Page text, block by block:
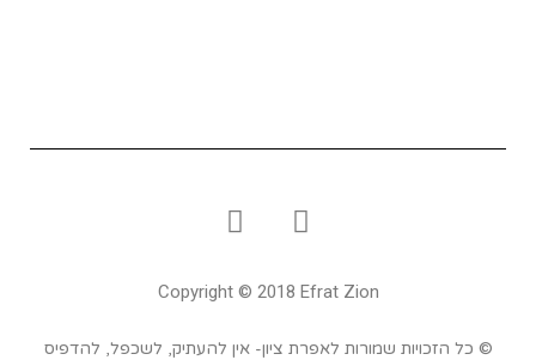
Copyright © 2018 Efrat Zion
© כל הזכויות שמורות לאפרת ציון- אין להעתיק, לשכפל, להדפיס